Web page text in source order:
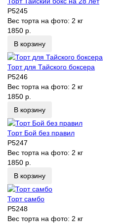
P5245
Вес торта на фото: 2 кг
1850 р.
В корзину
Торт для Тайского боксера
P5246
Вес торта на фото: 2 кг
1850 р.
В корзину
Торт Бой без правил
P5247
Вес торта на фото: 2 кг
1850 р.
В корзину
Торт самбо
P5248
Вес торта на фото: 2 кг